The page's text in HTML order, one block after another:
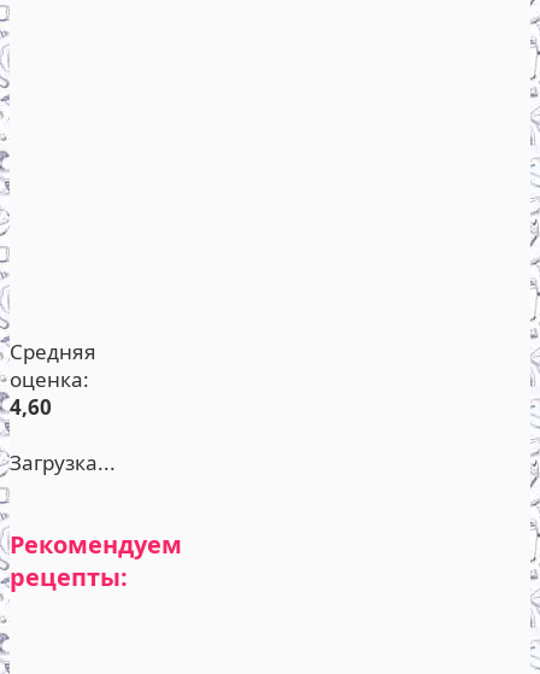
Средняя
оценка:
4,60
Загрузка...
Рекомендуем
рецепты: